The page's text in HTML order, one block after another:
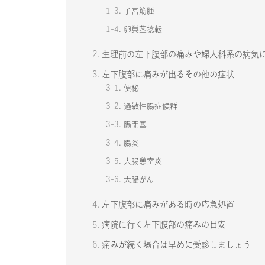
1-3. 子宮筋腫
1-4. 卵巣茎捻転
2. 生理前の左下腹部の痛みや婦人科系の病気
3. 左下腹部に痛みが出るその他の症状
3-1. 便秘
3-2. 過敏性腸症候群
3-3. 腸閉塞
3-4. 腸炎
3-5. 大腸憩室炎
3-6. 大腸がん
4. 左下腹部に痛みがある時の応急処置
5. 病院に行く左下腹部の痛みの目安
6. 痛みが続く場合は早めに受診しましょう